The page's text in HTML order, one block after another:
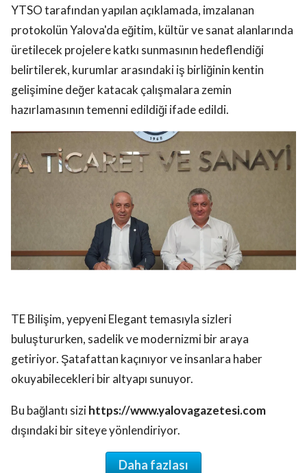
YTSO tarafından yapılan açıklamada, imzalanan
protokolün Yalova'da eğitim, kültür ve sanat alanlarında
üretilecek projelere katkı sunmasının hedeflendiği
belirtilerek, kurumlar arasındaki iş birliğinin kentin
gelişimine değer katacak çalışmalara zemin
hazırlamasının temenni edildiği ifade edildi.
TE Bilişim, yepyeni Elegant temasıyla sizleri
buluştururken, sadelik ve modernizmi bir araya
getiriyor. Şatafattan kaçınıyor ve insanlara haber
okuyabilecekleri bir altyapı sunuyor.
Bu bağlantı sizihttps://www.yalovagazetesi.com
dışındaki bir siteye yönlendiriyor.
Daha fazlası